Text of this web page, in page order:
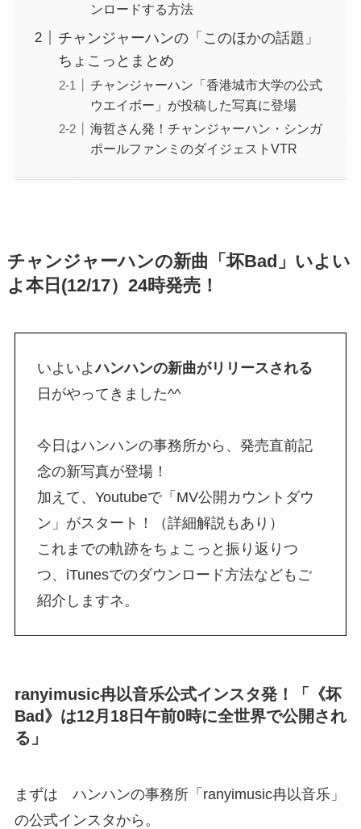
ンロードする方法
チャンジャーハンの「このほかの話題」
ちょこっとまとめ
チャンジャーハン「香港城市大学の公式
ウエイボー」が投稿した写真に登場
海哲さん発！チャンジャーハン・シンガ
ポールファンミのダイジェストVTR
チャンジャーハンの新曲「坏Bad」いよい
よ本日(12/17）24時発売！
いよいよハンハンの新曲がリリースされる
日がやってきました^^
今日はハンハンの事務所から、発売直前記
念の新写真が登場！
加えて、Youtubeで「MV公開カウントダウ
ン」がスタート！（詳細解説もあり）
これまでの軌跡をちょこっと振り返りつ
つ、iTunesでのダウンロード方法などもご
紹介しますネ。
ranyimusic冉以音乐公式インスタ発！「《坏
Bad》は12月18日午前0時に全世界で公開され
る」
まずは ハンハンの事務所「ranyimusic冉以音乐」
の公式インスタから。